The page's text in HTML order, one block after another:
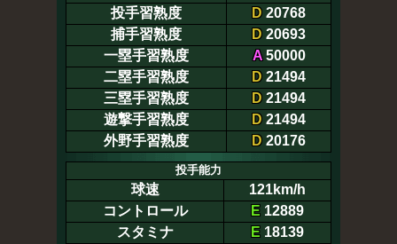
投手習熟度
D 20768
捕手習熟度
D 20693
一塁手習熟度
A50000
二塁手習熟度
D 21494
三塁手習熟度
D 21494
遊撃手習熟度
D 21494
外野手習熟度
D 20176
投手能力
球速
121km/h
コントロール
E 12889
スタミナ
E 18139